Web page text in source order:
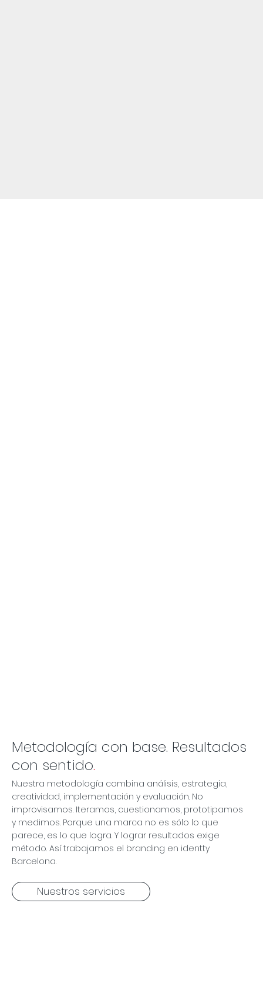
Metodología con base. Resultados
con sentido.
Nuestra metodología combina análisis, estrategia,
creatividad, implementación y evaluación. No
improvisamos. Iteramos, cuestionamos, prototipamos
y medimos. Porque una marca no es sólo lo que
parece, es lo que logra. Y lograr resultados exige
método. Así trabajamos el branding en identty
Barcelona.
Nuestros servicios